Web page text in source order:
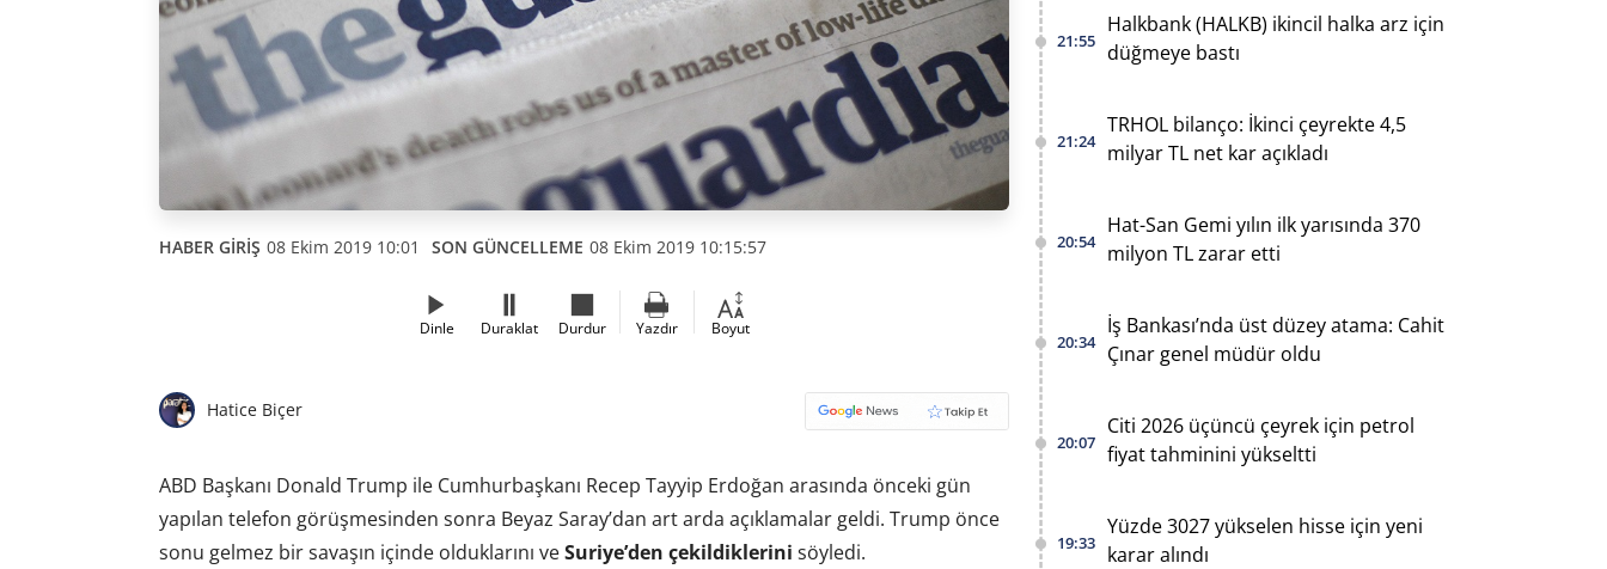
HABER GİRİŞ 08 Ekim 2019 10:01 SON GÜNCELLEME 08 Ekim 2019 10:15:57
Dinle Duraklat Durdur Yazdır Boyut
Hatice Biçer
ABD Başkanı Donald Trump ile Cumhurbaşkanı Recep Tayyip Erdoğan arasında önceki gün
yapılan telefon görüşmesinden sonra Beyaz Saray’dan art arda açıklamalar geldi. Trump önce
sonu gelmez bir savaşın içinde olduklarını veSuriye’den çekildiklerini söyledi.
21:55
Halkbank (HALKB) ikincil halka arz için
düğmeye bastı
21:24
TRHOL bilanço: İkinci çeyrekte 4,5
milyar TL net kar açıkladı
20:54
Hat-San Gemi yılın ilk yarısında 370
milyon TL zarar etti
20:34
İş Bankası’nda üst düzey atama: Cahit
Çınar genel müdür oldu
20:07
Citi 2026 üçüncü çeyrek için petrol
fiyat tahminini yükseltti
19:33
Yüzde 3027 yükselen hisse için yeni
karar alındı